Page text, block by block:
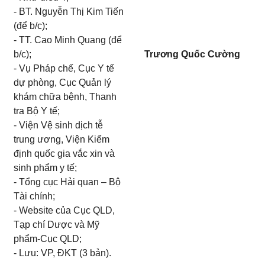
- BT. Nguyễn Thị Kim Tiến
(để b/c);
- TT. Cao Minh Quang (để
b/c);
- Vụ Pháp chế, Cục Y tế
dự phòng, Cục Quản lý
khám chữa bệnh, Thanh
tra Bộ Y tế;
- Viện Vệ sinh dịch tễ
trung ương, Viện Kiểm
định quốc gia vắc xin và
sinh phẩm y tế;
- Tổng cục Hải quan – Bộ
Tài chính;
- Website của Cục QLD,
Tạp chí Dược và Mỹ
phẩm-Cục QLD;
- Lưu: VP, ĐKT (3 bản).
Trương Quốc Cường